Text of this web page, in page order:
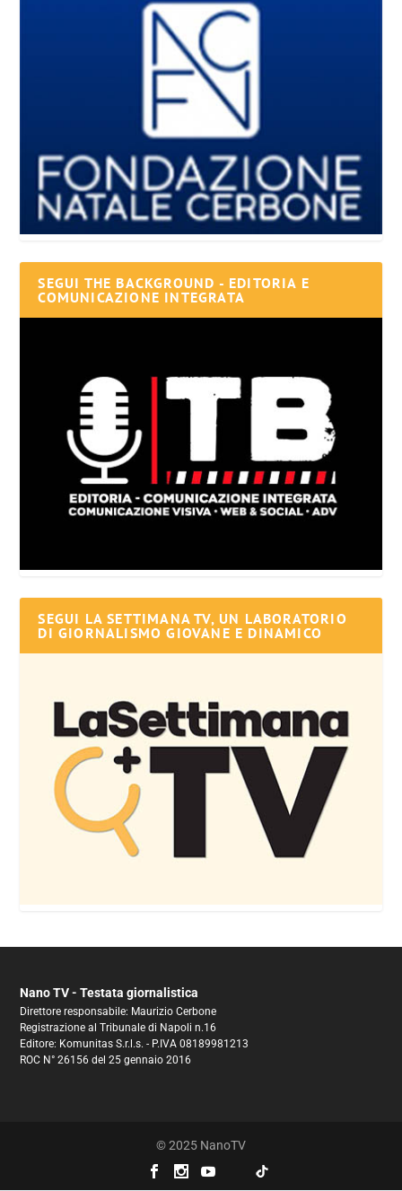
SEGUI THE BACKGROUND - EDITORIA E
COMUNICAZIONE INTEGRATA
SEGUI LA SETTIMANA TV, UN LABORATORIO
DI GIORNALISMO GIOVANE E DINAMICO
Nano TV - Testata giornalistica
Direttore responsabile: Maurizio Cerbone
Registrazione al Tribunale di Napoli n.16
Editore: Komunitas S.r.l.s. - P.IVA 08189981213
ROC N° 26156 del 25 gennaio 2016
© 2025 NanoTV